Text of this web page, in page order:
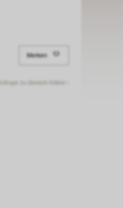
Merken
Anfrage zu diesem Artikel ›